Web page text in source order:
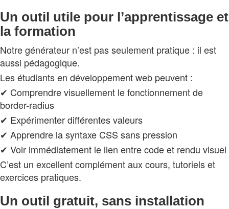
Un outil utile pour l’apprentissage et
la formation
Notre générateur n’est pas seulement pratique : il est
aussi pédagogique.
Les étudiants en développement web peuvent :
✔ Comprendre visuellement le fonctionnement de
border-radius
✔ Expérimenter différentes valeurs
✔ Apprendre la syntaxe CSS sans pression
✔ Voir immédiatement le lien entre code et rendu visuel
C’est un excellent complément aux cours, tutoriels et
exercices pratiques.
Un outil gratuit, sans installation